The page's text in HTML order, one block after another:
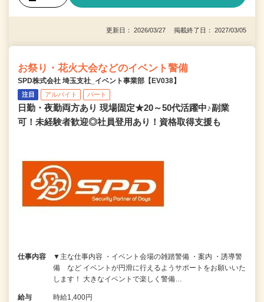
更新日： 2026/03/27 掲載終了日： 2027/03/05
お祭り・花火大会などのイベント警備
SPD株式会社 埼玉支社_イベント事業部【EV038】
注目 アルバイト パート
日勤・夜勤両方あり 現場固定★20～50代活躍中♪副業
可！未経験者歓迎◎社員登用あり！資格取得支援も
仕事内容
▼主な仕事内容 ・イベント会場の雑踏警備 ・案内 ・誘導警
備 など イベントが円滑に行えるようサポートをお願いいた
します！ 大きなイベントで楽しく警備…
給与 時給1,400円